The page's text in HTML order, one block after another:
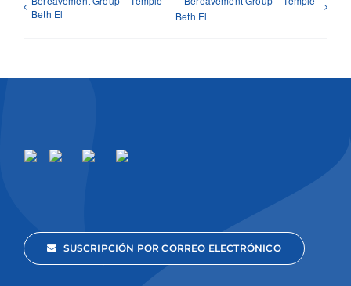
Beth El
Beth El
SUSCRIPCIÓN POR CORREO ELECTRÓNICO